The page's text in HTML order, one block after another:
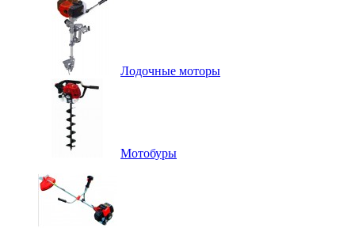
Лодочные моторы
Мотобуры